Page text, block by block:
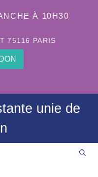
À 10H30
75116 PARIS
unie de